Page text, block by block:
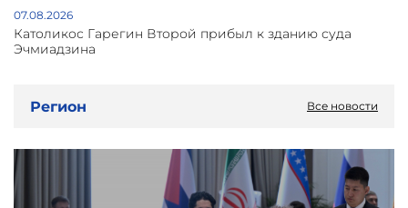
07.08.2026
Католикос Гарегин Второй прибыл к зданию суда
Эчмиадзина
Регион Все новости